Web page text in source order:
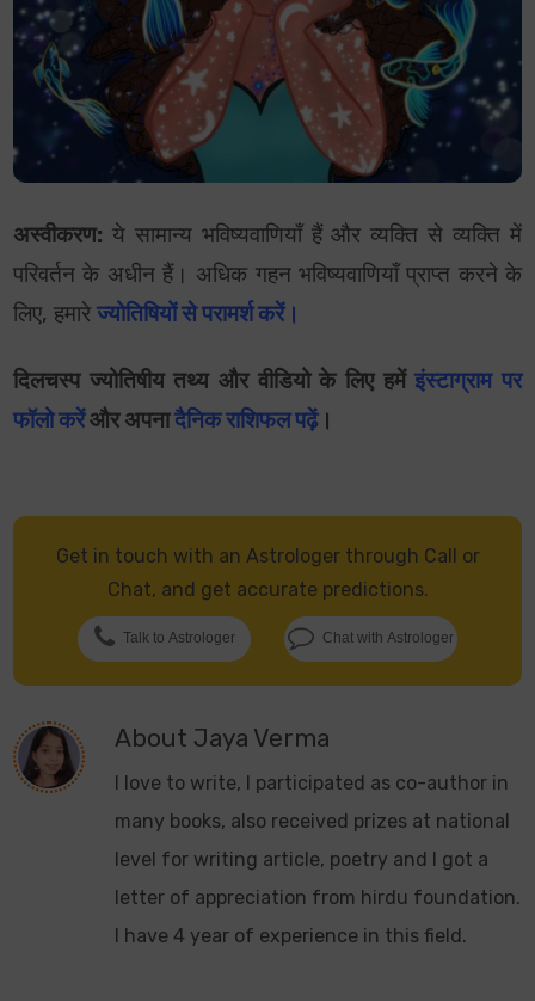
अस्वीकरण: ये सामान्य भविष्यवाणियाँ हैं और व्यक्ति से व्यक्ति में
परिवर्तन के अधीन हैं। अधिक गहन भविष्यवाणियाँ प्राप्त करने के
लिए, हमारेज्योतिषियों से परामर्श करें।
दिलचस्प ज्योतिषीय तथ्य और वीडियो के लिए हमेंइंस्टाग्राम पर
फॉलो करेंऔर अपनादैनिक राशिफल पढ़ें।
Get in touch with an Astrologer through Call or
Chat, and get accurate predictions.
Talk to Astrologer Chat with Astrologer
About Jaya Verma
I love to write, I participated as co-author in
many books, also received prizes at national
level for writing article, poetry and I got a
letter of appreciation from hirdu foundation.
I have 4 year of experience in this field.